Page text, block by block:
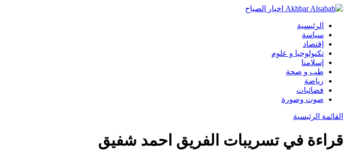
الرئيسية
سياسة
إقتصاد
تكنولوجيا و علوم
إسلامنا
طب و صحة
رياضة
فضائيات
صوت وصورة
القائمة الرئيسية
قراءة في تسريبات الفريق احمد شفيق